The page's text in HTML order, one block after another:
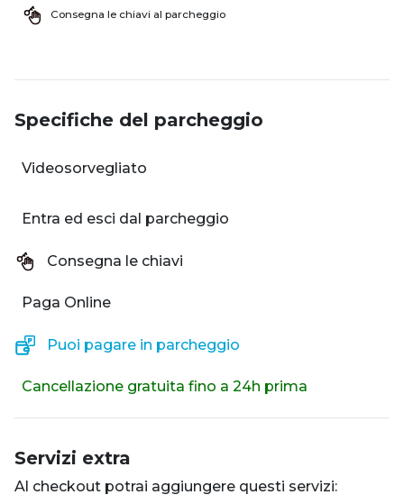
Consegna le chiavi al parcheggio
Specifiche del parcheggio
Videosorvegliato
Entra ed esci dal parcheggio
Consegna le chiavi
Paga Online
Puoi pagare in parcheggio
Cancellazione gratuita fino a 24h prima
Servizi extra
Al checkout potrai aggiungere questi servizi: